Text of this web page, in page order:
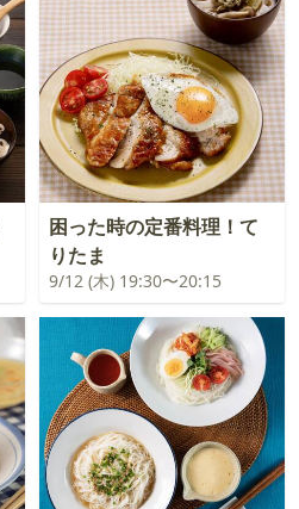
困った時の定番料理！て
りたま
9/12 (木) 19:30〜20:15